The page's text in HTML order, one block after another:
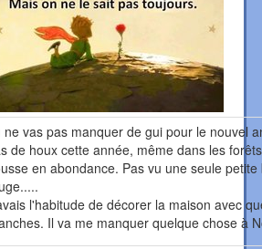
ne vas pas manquer de gui pour le nouvel
de houx cette année, même dans les
en abondance. Pas vu une seule petite
l'habitude de décorer la maison avec
Il va me manquer quelque chose à